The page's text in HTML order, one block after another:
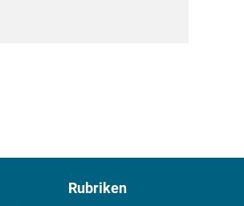
Rubriken